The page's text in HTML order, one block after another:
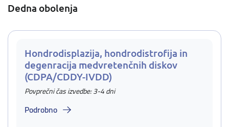
Dedna obolenja
Hondrodisplazija, hondrodistrofija in
degenracija medvretenčnih diskov
(CDPA/CDDY-IVDD)
Povprečni čas izvedbe: 3-4 dni
Podrobno